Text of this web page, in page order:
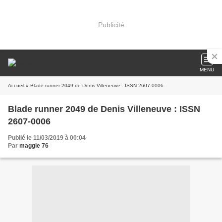
Publicité
MENU
Accueil » Blade runner 2049 de Denis Villeneuve : ISSN 2607-0006
Blade runner 2049 de Denis Villeneuve : ISSN
2607-0006
Publié le 11/03/2019 à 00:04
Par maggie 76